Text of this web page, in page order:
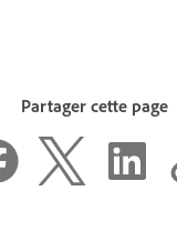
Partager cette page